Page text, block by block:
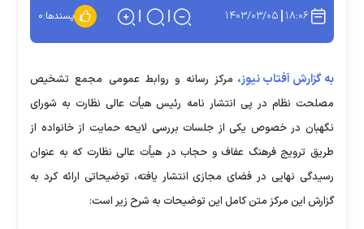
۱۸:۰۶ ۱۴۰۳/۰۳/۰۵ پسندها:۰
به گزارش آفتاب نیوز، مرکز رسانه و روابط عمومی مجمع تشخیص
مصلحت نظام در پی انتشار نامه رئیس هیأت عالی نظارت به شورای
نگهبان در خصوص یکی از جلسات بررسی لایحه حمایت از خانواده از
طریق ترویج فرهنگ عفاف و حجاب در هیأت عالی نظارت که به عنوان
رسیدگی نهایی در فضای مجازی انتشار یافته، توضیحاتی ارائه کرد به
گزارش این مرکز متن کامل این توضیحات به شرح زیر است: